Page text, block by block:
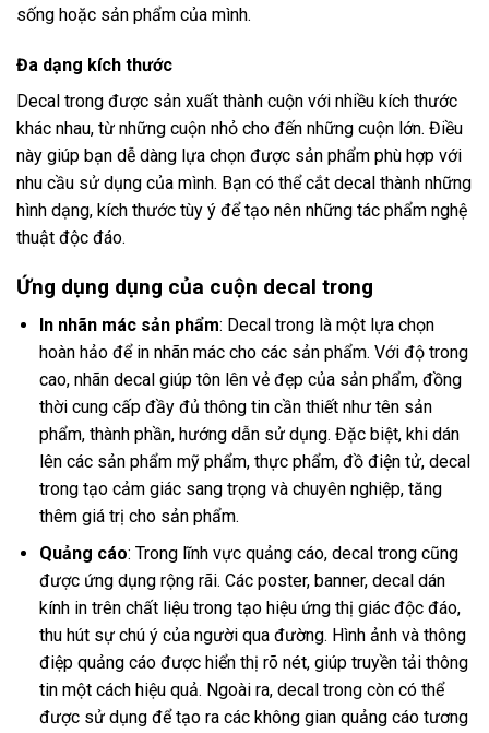
sống hoặc sản phẩm của mình.
Đa dạng kích thước
Decal trong được sản xuất thành cuộn với nhiều kích thước
khác nhau, từ những cuộn nhỏ cho đến những cuộn lớn. Điều
này giúp bạn dễ dàng lựa chọn được sản phẩm phù hợp với
nhu cầu sử dụng của mình. Bạn có thể cắt decal thành những
hình dạng, kích thước tùy ý để tạo nên những tác phẩm nghệ
thuật độc đáo.
Ứng dụng dụng của cuộn decal trong
In nhãn mác sản phẩm: Decal trong là một lựa chọn
hoàn hảo để in nhãn mác cho các sản phẩm. Với độ trong
cao, nhãn decal giúp tôn lên vẻ đẹp của sản phẩm, đồng
thời cung cấp đầy đủ thông tin cần thiết như tên sản
phẩm, thành phần, hướng dẫn sử dụng. Đặc biệt, khi dán
lên các sản phẩm mỹ phẩm, thực phẩm, đồ điện tử, decal
trong tạo cảm giác sang trọng và chuyên nghiệp, tăng
thêm giá trị cho sản phẩm.
Quảng cáo: Trong lĩnh vực quảng cáo, decal trong cũng
được ứng dụng rộng rãi. Các poster, banner, decal dán
kính in trên chất liệu trong tạo hiệu ứng thị giác độc đáo,
thu hút sự chú ý của người qua đường. Hình ảnh và thông
điệp quảng cáo được hiển thị rõ nét, giúp truyền tải thông
tin một cách hiệu quả. Ngoài ra, decal trong còn có thể
được sử dụng để tạo ra các không gian quảng cáo tương